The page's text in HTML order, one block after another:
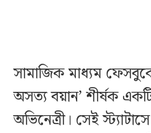
সামাজিক মাধ্যম
অসত্য বয়ান’ শীর্ষক
অভিনেত্রী। সেই